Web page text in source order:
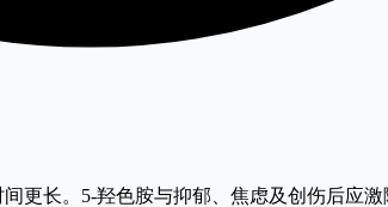
更长。5-羟色胺与抑郁、焦虑及创伤后应